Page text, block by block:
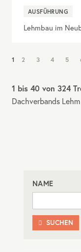
AUSFÜHRUNG
Lehmbau im
NAV:
1 2 3 4 5
1 bis 40 von 324
Dachverbands Lehm
NAME
 SUCHEN